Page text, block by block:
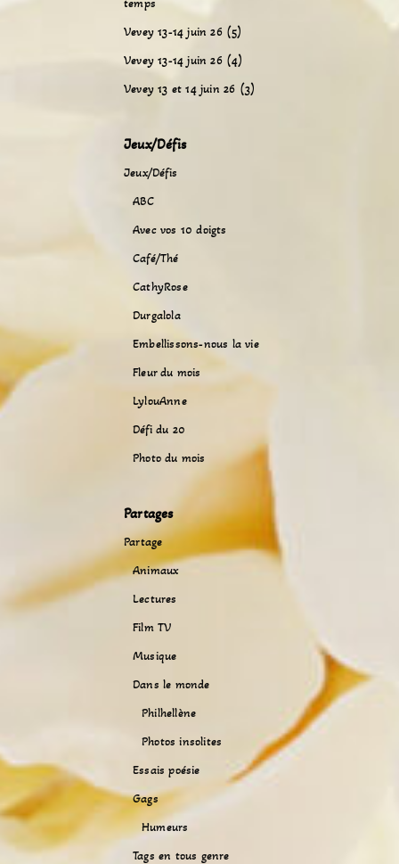
temps
Vevey 13-14 juin 26 (5)
Vevey 13-14 juin 26 (4)
Vevey 13 et 14 juin 26 (3)
Jeux/Défis
Jeux/Défis
ABC
Avec vos 10 doigts
Café/Thé
CathyRose
Durgalola
Embellissons-nous la vie
Fleur du mois
LylouAnne
Défi du 20
Photo du mois
Partages
Partage
Animaux
Lectures
Film TV
Musique
Dans le monde
Philhellène
Photos insolites
Essais poésie
Gags
Humeurs
Tags en tous genre